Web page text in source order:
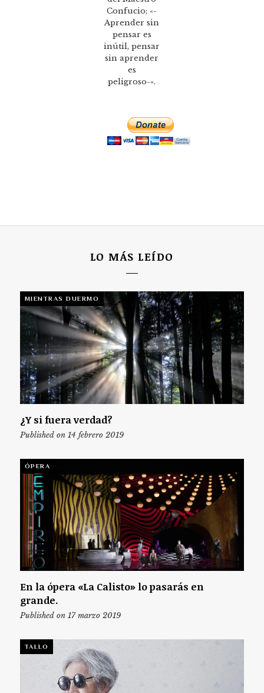
Confucio; «-
Aprender sin
pensar es
inútil, pensar
sin aprender
es
peligroso-«.
LO MÁS LEÍDO
MIENTRAS DUERMO
¿Y si fuera verdad?
Published on 14 febrero 2019
ÓPERA
En la ópera «La Calisto» lo pasarás en
grande.
Published on 17 marzo 2019
TALLO